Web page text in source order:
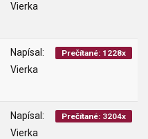
Vierka
Napísal:
Vierka
Prečítané: 1228x
Napísal:
Vierka
Prečítané: 3204x